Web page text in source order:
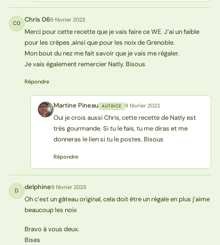
C0 Chris 069 février 2023
Merci pour cette recette que je vais faire ce WE. J’ai un faible
pour les crêpes ,ainsi que pour les noix de Grenoble.
Mon bout du nez me fait savoir que je vais me régaler.
Je vais également remercier Natly. Bisous
Répondre
MP Martine Pineau AUTRICE 9 février 2023
Oui je crois aussi Chris, cette recette de Natly est
très gourmande. Si tu le fais, tu me diras et me
donneras le lien si tu le postes. Bisous
Répondre
D delphine9 février 2023
Oh c’est un gâteau original, cela doit être un régale en plus j’aime
beaucoup les noix
Bravo à vous deux.
Bises